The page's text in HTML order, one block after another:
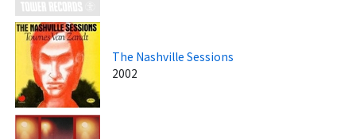
The Nashville Sessions
2002